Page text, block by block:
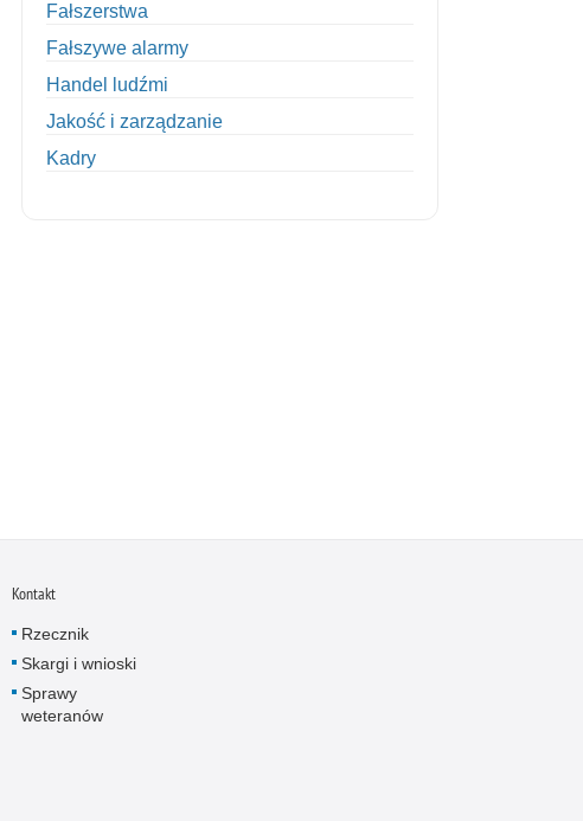
Fałszerstwa
Fałszywe alarmy
Handel ludźmi
Jakość i zarządzanie
Kadry
Nielegalny handel farmaceutykami
Nietrzeźwi kierujący
Nietrzeźwi opiekunowie
Nietrzeźwi pracownicy
Kontakt
Rzecznik
Skargi i wnioski
Sprawy
weteranów